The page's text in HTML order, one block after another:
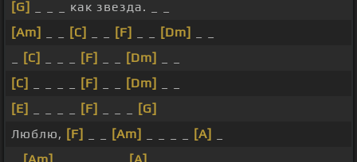
[G]
_ _ _ как звезда. _ _
[Am]
[C] [F] [Dm]
[C] [F] [Dm]
[C]
[F] [Dm]
[E]
[F]
[G]
Люблю, [F] [Am] [A]